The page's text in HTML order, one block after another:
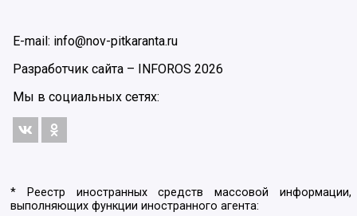
E-mail: info@nov-pitkaranta.ru
Разработчик сайта –
INFOROS 2026
Мы в социальных сетях:
* Реестр иностранных средств массовой информации,
выполняющих функции иностранного агента: